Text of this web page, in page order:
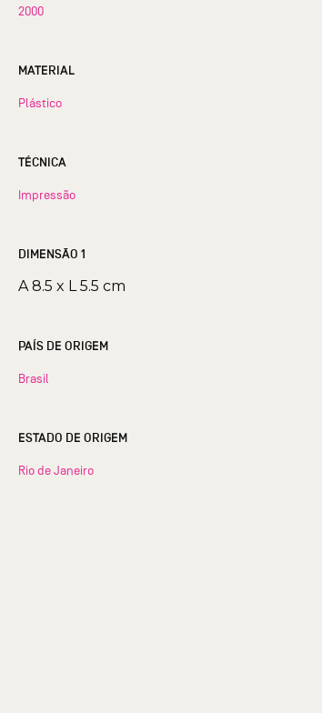
2000
MATERIAL
Plástico
TÉCNICA
Impressão
DIMENSÃO 1
A 8.5 x L 5.5 cm
PAÍS DE ORIGEM
Brasil
ESTADO DE ORIGEM
Rio de Janeiro